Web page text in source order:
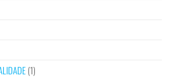
(1)